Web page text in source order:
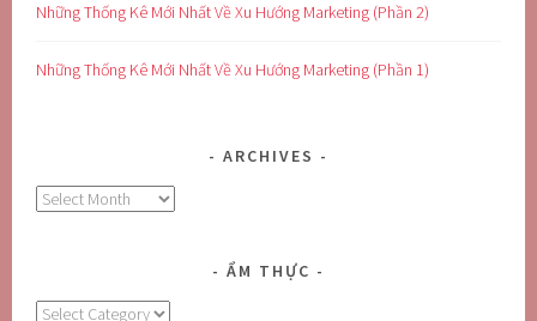
Những Thống Kê Mới Nhất Về Xu Hướng Marketing (Phần 2)
Những Thống Kê Mới Nhất Về Xu Hướng Marketing (Phần 1)
ARCHIVES
Archives
ẨM THỰC
Ẩm